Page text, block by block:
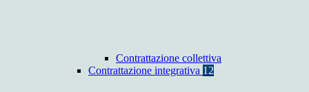
Contrattazione collettiva
Contrattazione integrativa 12